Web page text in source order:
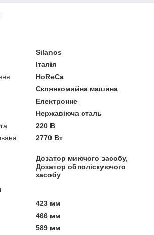
Silanos
Італія
HoReCa
Склянкомийна машина
Електронне
Нержавіюча сталь
220 В
2770 Вт
Дозатор миючого засобу,
Дозатор обполіскуючого
засобу
423 мм
466 мм
589 мм